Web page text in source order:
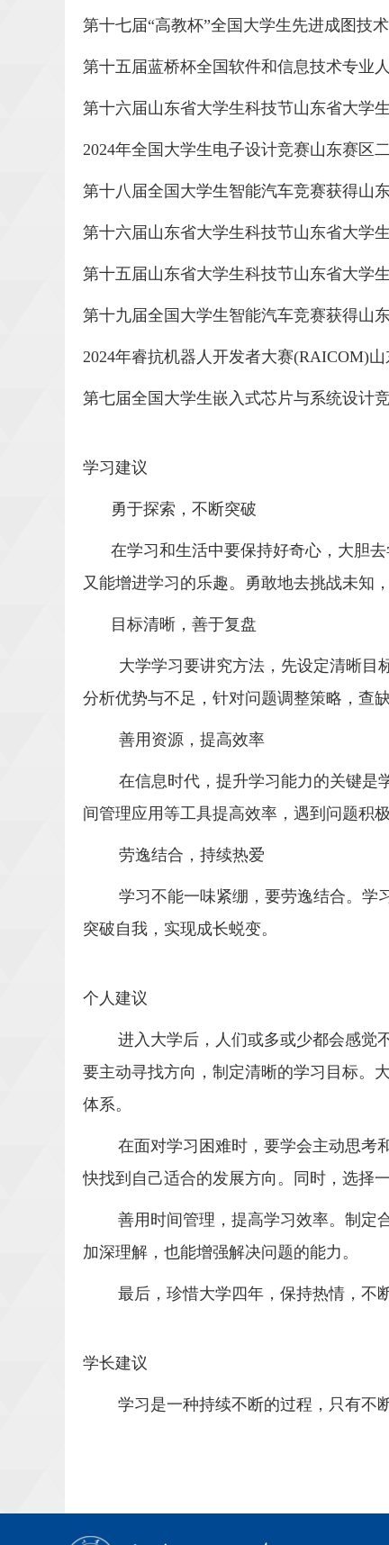
第十七届“高教杯”全国大学生先进成图技
第十五届蓝桥杯全国软件和信息技术专业
第十六届山东省大学生科技节山东省大学
2024年全国大学生电子设计竞赛山东赛区
第十八届全国大学生智能汽车竞赛获得山
第十六届山东省大学生科技节山东省大学
第十五届山东省大学生科技节山东省大学
第十九届全国大学生智能汽车竞赛获得山
2024年睿抗机器人开发者大赛(RAICOM)山
第七届全国大学生嵌入式芯片与系统设计
学习建议
勇于探索，不断突破
在学习和生活中要保持好奇心，大胆
又能增进学习的乐趣。勇敢地去挑战未知
目标清晰，善于复盘
大学学习要讲究方法，先设定清晰目
分析优势与不足，针对问题调整策略，查
善用资源，提高效率
在信息时代，提升学习能力的关键是
间管理应用等工具提高效率，遇到问题积
劳逸结合，持续热爱
学习不能一味紧绷，要劳逸结合。学
突破自我，实现成长蜕变。
个人建议
进入大学后，人们或多或少都会感觉
要主动寻找方向，制定清晰的学习目标。
体系。
在面对学习困难时，要学会主动思考
快找到自己适合的发展方向。同时，选择
善用时间管理，提高学习效率。制定
加深理解，也能增强解决问题的能力。
最后，珍惜大学四年，保持热情，不
学长建议
学习是一种持续不断的过程，只有不